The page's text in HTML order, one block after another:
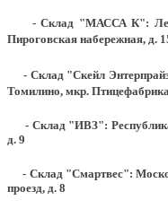
- Склад "МАССА К":
Пироговская набережная, д.
- Склад "Скейл
Томилино, мкр.
- Склад "ИВЗ": Республика
д. 9
- Склад "Смартвес":
проезд, д. 8